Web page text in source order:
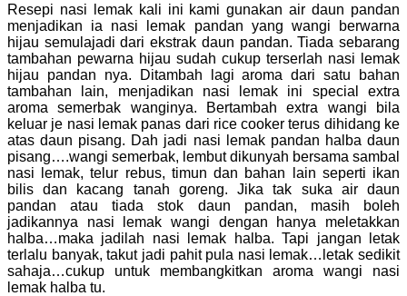
Resepi nasi lemak kali ini kami gunakan air daun pandan
menjadikan ia nasi lemak pandan yang wangi berwarna
hijau semulajadi dari ekstrak daun pandan. Tiada sebarang
tambahan pewarna hijau sudah cukup terserlah nasi lemak
hijau pandan nya. Ditambah lagi aroma dari satu bahan
tambahan lain, menjadikan nasi lemak ini special extra
aroma semerbak wanginya. Bertambah extra wangi bila
keluar je nasi lemak panas dari rice cooker terus dihidang ke
atas daun pisang. Dah jadi nasi lemak pandan halba daun
pisang….wangi semerbak, lembut dikunyah bersama sambal
nasi lemak, telur rebus, timun dan bahan lain seperti ikan
bilis dan kacang tanah goreng. Jika tak suka air daun
pandan atau tiada stok daun pandan, masih boleh
jadikannya nasi lemak wangi dengan hanya meletakkan
halba…maka jadilah nasi lemak halba. Tapi jangan letak
terlalu banyak, takut jadi pahit pula nasi lemak…letak sedikit
sahaja…cukup untuk membangkitkan aroma wangi nasi
lemak halba tu.